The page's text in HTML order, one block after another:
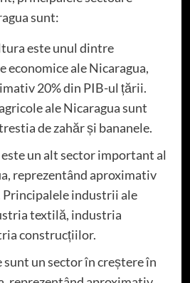
sunt:
este unul dintre
economice ale Nicaragua,
20% din PIB-ul țării.
ale Nicaragua sunt
de zahăr și bananele.
un alt sector important al
reprezentând aproximativ
Principalele industrii ale
textilă, industria
construcțiilor.
sunt un sector în creștere în